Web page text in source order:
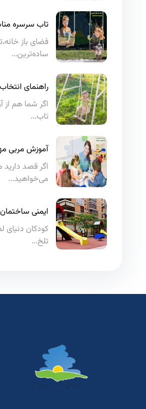
تاب سرسره
فضای باز
ساده‌ترین...
راهنمای
اگر شما هم از
تاب...
آموزش مربی
اگر قصد
می‌خواهید...
ایمنی
کودکان
تلخ...